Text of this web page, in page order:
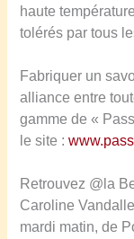
a
n
e
l
D
u
i
t
c
haute
tolérés par tous
Fabriquer un
alliance entre
gamme de «
le site :
Retrouvez @la
Caroline
mardi matin, de